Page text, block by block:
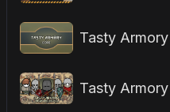
Tasty
Tasty